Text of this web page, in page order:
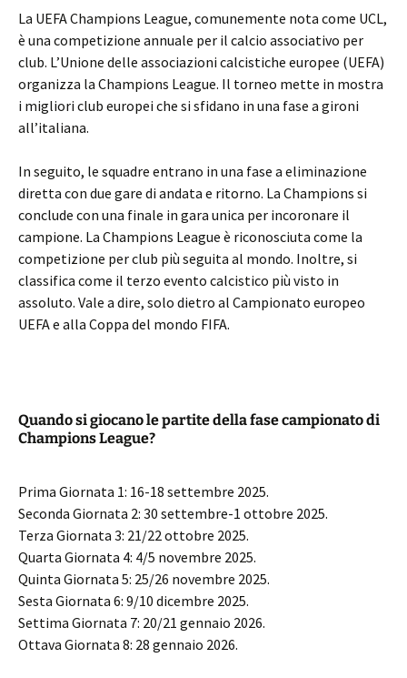
La UEFA Champions League, comunemente nota come UCL,
è una competizione annuale per il calcio associativo per
club. L’Unione delle associazioni calcistiche europee (UEFA)
organizza la Champions League. Il torneo mette in mostra
i migliori club europei che si sfidano in una fase a gironi
all’italiana.
In seguito, le squadre entrano in una fase a eliminazione
diretta con due gare di andata e ritorno. La Champions si
conclude con una finale in gara unica per incoronare il
campione. La Champions League è riconosciuta come la
competizione per club più seguita al mondo. Inoltre, si
classifica come il terzo evento calcistico più visto in
assoluto. Vale a dire, solo dietro al Campionato europeo
UEFA e alla Coppa del mondo FIFA.
Quando si giocano le partite della fase campionato di
Champions League?
Prima Giornata 1: 16-18 settembre 2025.
Seconda Giornata 2: 30 settembre-1 ottobre 2025.
Terza Giornata 3: 21/22 ottobre 2025.
Quarta Giornata 4: 4/5 novembre 2025.
Quinta Giornata 5: 25/26 novembre 2025.
Sesta Giornata 6: 9/10 dicembre 2025.
Settima Giornata 7: 20/21 gennaio 2026.
Ottava Giornata 8: 28 gennaio 2026.